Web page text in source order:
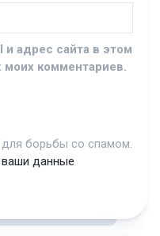
и адрес сайта в этом
комментариев.
для борьбы со спамом.
ваши данные